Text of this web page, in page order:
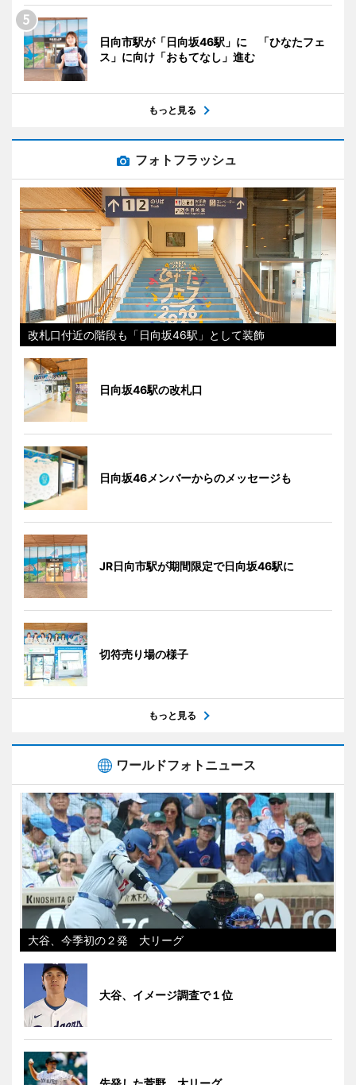
日向市駅が「日向坂46駅」に 「ひなたフェ
ス」に向け「おもてなし」進む
もっと見る
フォトフラッシュ
改札口付近の階段も「日向坂46駅」として装飾
日向坂46駅の改札口
日向坂46メンバーからのメッセージも
JR日向市駅が期間限定で日向坂46駅に
切符売り場の様子
もっと見る
ワールドフォトニュース
大谷、今季初の２発 大リーグ
大谷、イメージ調査で１位